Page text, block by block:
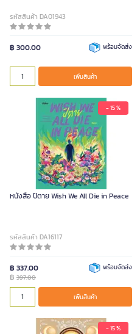
รหัสสินค้า DA01943
฿ 300.00 พร้อมจัดส่ง
เพิ่มสินค้า
- 15 %
หนังสือ ปิตาย Wish We All Die in Peace
รหัสสินค้า DA16117
฿ 337.00
฿ 397.00
พร้อมจัดส่ง
เพิ่มสินค้า
- 15 %